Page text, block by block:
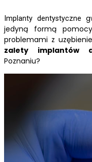
Implanty dentystyczne
jedyną formą
problemami z
zalety implantów
Poznaniu?